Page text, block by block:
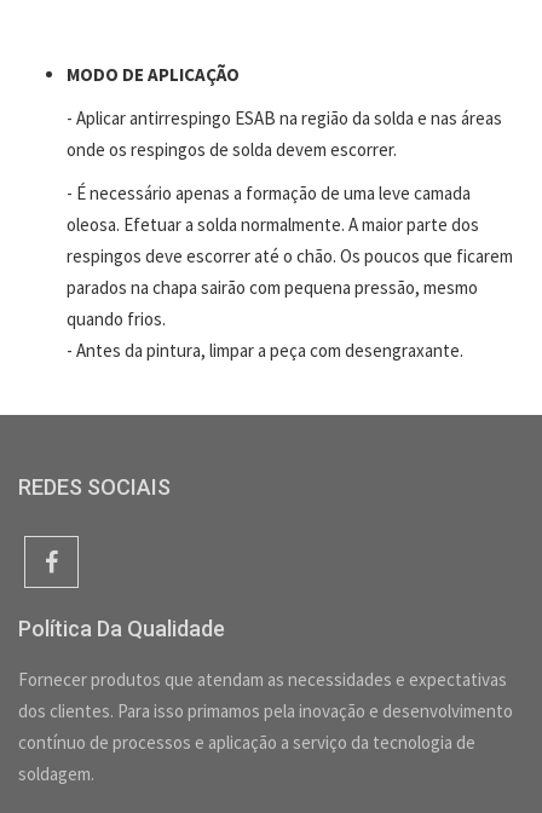
MODO DE APLICAÇÃO
- Aplicar antirrespingo ESAB na região da solda e nas áreas
onde os respingos de solda devem escorrer.
- É necessário apenas a formação de uma leve camada
oleosa. Efetuar a solda normalmente. A maior parte dos
respingos deve escorrer até o chão. Os poucos que ficarem
parados na chapa sairão com pequena pressão, mesmo
quando frios.
- Antes da pintura, limpar a peça com desengraxante.
REDES SOCIAIS
Política Da Qualidade
Fornecer produtos que atendam as necessidades e expectativas
dos clientes. Para isso primamos pela inovação e desenvolvimento
contínuo de processos e aplicação a serviço da tecnologia de
soldagem.